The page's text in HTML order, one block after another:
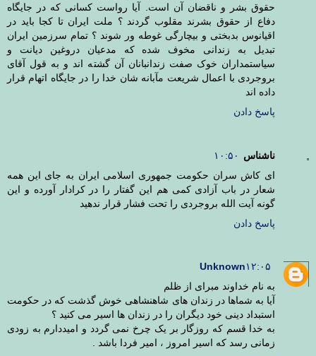
حقوق بشر و ناقضان آن است. آیا رواست کسانی که در جایگاه
دفاع از حقوق بشرند مقلوب گردند ؟ ملت ایران تا کجا باید در
اقیانوس بدبختی و بیچارگی غوطه ور شوند ؟ تمام سرزمین ایران
تبدیل به زندانی مخوف شده که مدعیان دروغین دیانت و
سیاستمداران خوک صفت زندانبانان آن گشته اند و به قول آقای
بروجردی با اعمال شریعت مآبانه شان خدا را در جایگاه اتهام قرار
داده اند
پاسخ دادن
ناشناس
۱۰:۵۰
ای کاش سران حکومت جمهوری اسلامی ایران به جای این همه
شعار در باب آزادی کمی هم این گفتار را در کرادار آورده و این
گونه آیت الله بروجردی را تحت فشار قرار ندهید
پاسخ دادن
Unknown۱۲:۰۵
به نام خداوند مبرای از ظلم
آیا به شماها در زندان های شاهنشاهی خوش گذشت که در حکومت
استبداد دینی خود دیگران را در زندان ها اسیر می کنید ؟
به خدا قسم که روزگار بر یک چرخ نمی گردد و امیددارم به زودی
زمانی رسد که اسیر امروز ، امیر فردا باشد .